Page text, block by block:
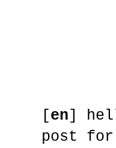
[en]
post